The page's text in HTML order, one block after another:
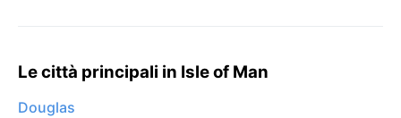
Le città principali in Isle of Man
Douglas